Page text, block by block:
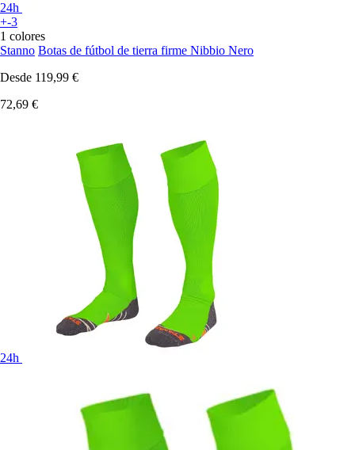
24h
+-3
1 colores
Stanno Botas de fútbol de tierra firme Nibbio Nero
Desde 119,99 €
72,69 €
24h